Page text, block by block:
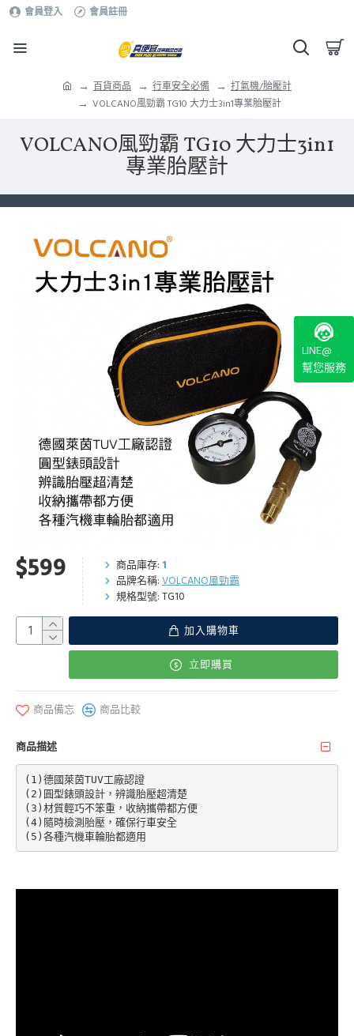
會員登入 會員註冊
百貨商品 行車安全必備
打氣機/胎壓計
VOLCANO風勁霸 TG10 大力士3in1專業胎壓計
VOLCANO風勁霸 TG10 大力士3in1
專業胎壓計
$599 商品庫存: 1
品牌名稱: VOLCANO風勁霸
規格型號: TG10
加入購物車
立即購買
商品備忘 商品比較
商品描述
(1)德國萊茵TUV工廠認證
(2)圓型錶頭設計，辨識胎壓超清楚
(3)材質輕巧不笨重，收納攜帶都方便
(4)隨時檢測胎壓，確保行車安全
(5)各種汽機車輪胎都適用
LINE@
幫您服務